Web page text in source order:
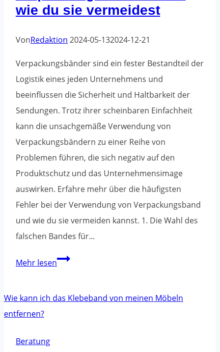
wie du sie vermeidest
VonRedaktion 2024-05-132024-12-21
Verpackungsbänder sind ein fester Bestandteil der
Logistik eines jeden Unternehmens und
beeinflussen die Sicherheit und Haltbarkeit der
Sendungen. Trotz ihrer scheinbaren Einfachheit
kann die unsachgemäße Verwendung von
Verpackungsbändern zu einer Reihe von
Problemen führen, die sich negativ auf den
Produktschutz und das Unternehmensimage
auswirken. Erfahre mehr über die häufigsten
Fehler bei der Verwendung von Verpackungsband
und wie du sie vermeiden kannst. 1. Die Wahl des
falschen Bandes für...
Mehr lesenDie
Beratung